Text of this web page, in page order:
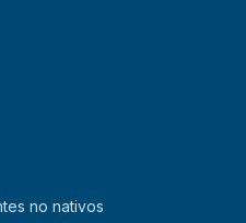
no nativos